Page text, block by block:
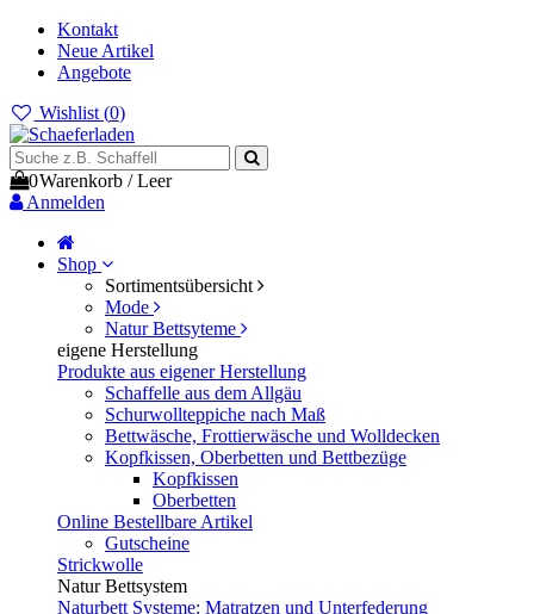
Kontakt
Neue Artikel
Angebote
Wishlist (0)
0Warenkorb /Leer
Anmelden
Shop
Sortimentsübersicht
Mode
Natur Bettsyteme
eigene Herstellung
Produkte aus eigener Herstellung
Schaffelle aus dem Allgäu
Schurwollteppiche nach Maß
Bettwäsche, Frottierwäsche und Wolldecken
Kopfkissen, Oberbetten und Bettbezüge
Kopfkissen
Oberbetten
Online Bestellbare Artikel
Gutscheine
Strickwolle
Natur Bettsystem
Naturbett Systeme: Matratzen und Unterfederung